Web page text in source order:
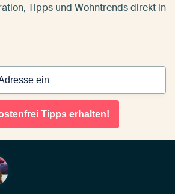
Tipps und Wohntrends direkt in
Tipps erhalten!